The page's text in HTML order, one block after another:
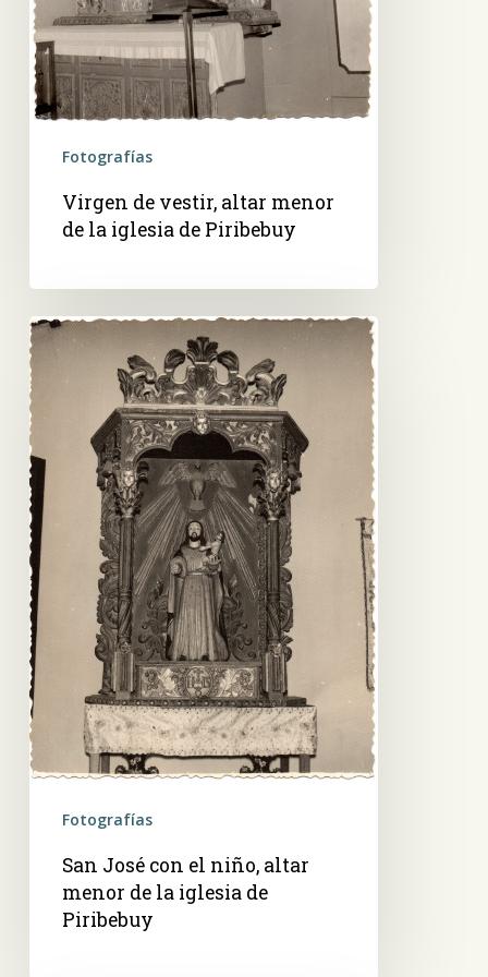
Fotografías
Virgen de vestir, altar menor
de la iglesia de Piribebuy
San
José
con
el
niño,
altar
menor
de
la
iglesia
de
Piribebuy
Fotografías
San José con el niño, altar
menor de la iglesia de
Piribebuy